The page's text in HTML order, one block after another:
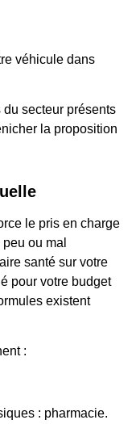
véhicule dans
secteur présents
la proposition
le pris en charge
ou mal
santé sur votre
pour votre budget
existent
:
: pharmacie.